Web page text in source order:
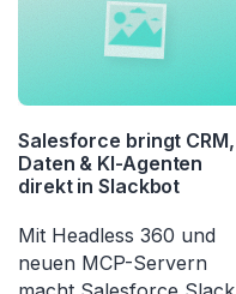
Salesforce bringt CRM,
Daten & KI-Agenten
direkt in Slackbot
Mit Headless 360 und
neuen MCP-Servern